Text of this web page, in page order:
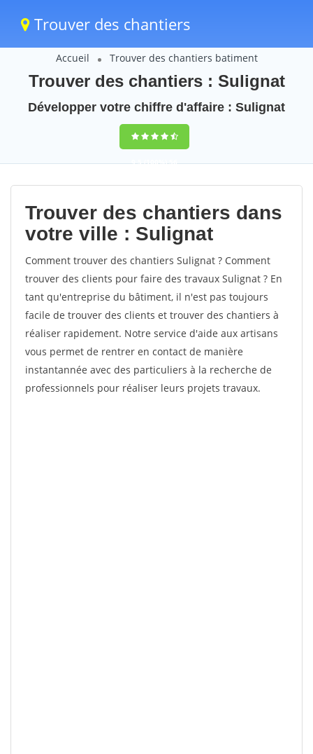
Trouver des chantiers
Accueil Trouver des chantiers batiment
Trouver des chantiers : Sulignat
Développer votre chiffre d'affaire : Sulignat
9,5(100%)56
votes
Trouver des chantiers dans
votre ville : Sulignat
Comment trouver des chantiers Sulignat ? Comment
trouver des clients pour faire des travaux Sulignat ? En
tant qu'entreprise du bâtiment, il n'est pas toujours
facile de trouver des clients et trouver des chantiers à
réaliser rapidement. Notre service d'aide aux artisans
vous permet de rentrer en contact de manière
instantannée avec des particuliers à la recherche de
professionnels pour réaliser leurs projets travaux.